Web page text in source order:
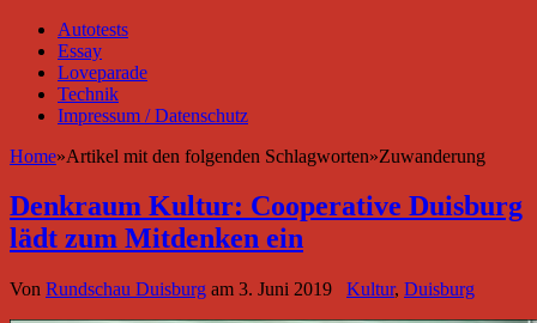
Autotests
Essay
Loveparade
Technik
Impressum / Datenschutz
Home»Artikel mit den folgenden Schlagworten»Zuwanderung
Denkraum Kultur: Cooperative Duisburg
lädt zum Mitdenken ein
Von Rundschau Duisburg am 3. Juni 2019 Kultur, Duisburg